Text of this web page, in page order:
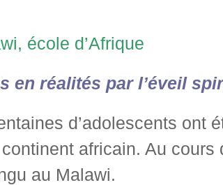
école d’Afrique
en réalités par l’éveil
d’adolescents ont
africain. Au
au Malawi.